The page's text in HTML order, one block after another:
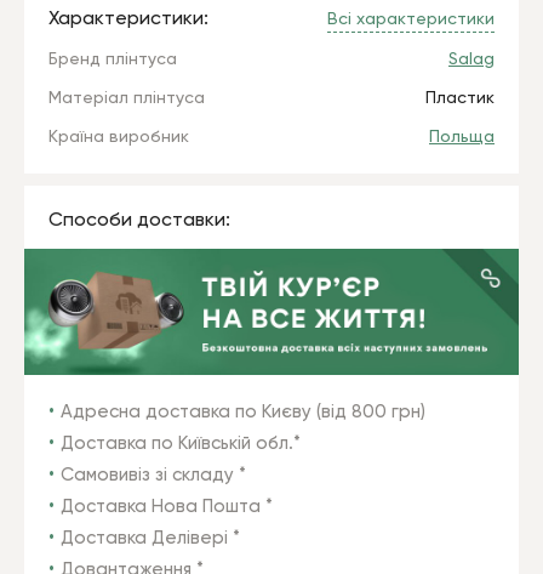
Характеристики: Всі характеристики
Бренд плінтуса Salag
Матеріал плінтуса Пластик
Країна виробник Польща
Способи доставки:
Адресна доставка по Києву (від 800 грн)
Доставка по Київській обл.*
Самовивіз зі складу *
Доставка Нова Пошта *
Доставка Делівері *
Довантаження *